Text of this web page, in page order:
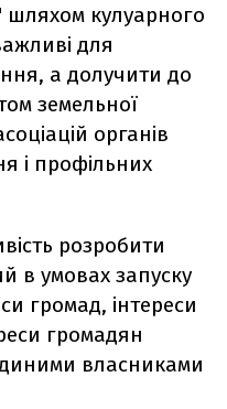
шляхом кулуарного
для
а долучити до
земельної
органів
і профільних
розробити
в умовах запуску
громад, інтереси
громадян
власниками